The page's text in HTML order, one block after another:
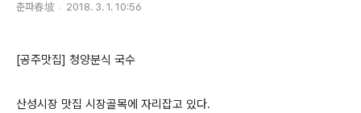
춘파春坡 2018. 3. 1. 10:56
[공주맛집] 청양분식 국수
산성시장 맛집 시장골목에 자리잡고 있다.